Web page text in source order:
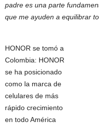
padre es una parte
que me ayuden a equilibrar
HONOR se tomó a
Colombia: HONOR
se ha posicionado
como la marca de
celulares de más
rápido crecimiento
en todo América